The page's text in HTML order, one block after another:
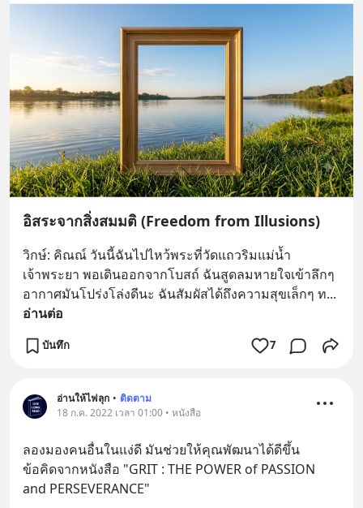
อิสระจากสิ่งสมมติ (Freedom from Illusions)
วิกษ์: คิณณ์ วันนี้ฉันไปไหว้พระที่วัดแถวริมแม่น้ำ
เจ้าพระยา พอเดินออกจากโบสถ์ ฉันสูดลมหายใจเข้าลึกๆ
อากาศมันโปร่งโล่งดีนะ ฉันสัมผัสได้ถึงความสุขเล็กๆ ท
อ่านต่อ
บันทึก 7
อ่านให้ไฟลุก • ติดตาม
18 ก.ค. 2022 เวลา 01:00 • หนังสือ
ลองมองคนอื่นในแง่ดี มันช่วยให้คุณพัฒนาได้ดีขึ้น
ข้อคิดจากหนังสือ "GRIT : THE POWER of PASSION
and PERSEVERANCE"